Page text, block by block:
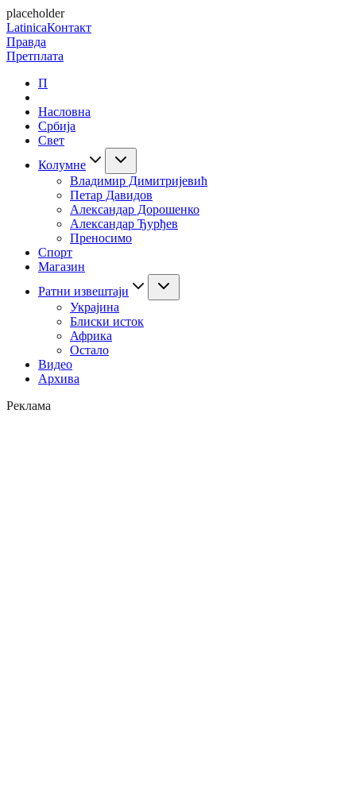
placeholder
LatinicaКонтакт
Правда
Претплата
П
Насловна
Србија
Свет
Колумне
Владимир Димитријевић
Петар Давидов
Александар Дорошенко
Александар Ђурђев
Преносимо
Спорт
Магазин
Ратни извештаји
Украјина
Блиски исток
Африка
Остало
Видео
Архива
Реклама